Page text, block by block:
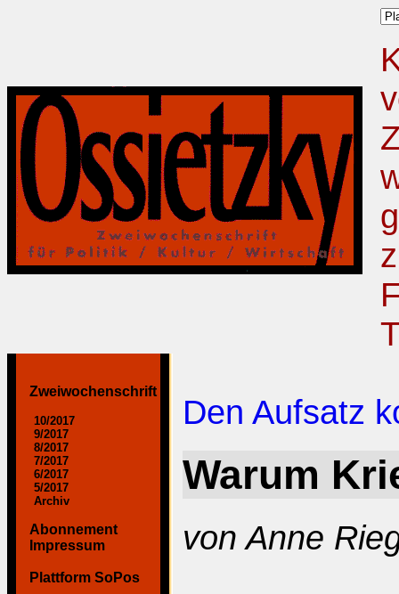
Zweiwochenschrift
10/2017
9/2017
8/2017
7/2017
6/2017
5/2017
Archiv
Abonnement
Impressum
Plattform SoPos
Den Aufsatz
Warum
von Anne